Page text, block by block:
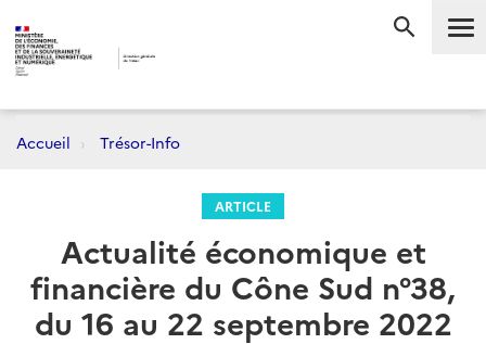
Accueil Trésor-Info
ARTICLE
Actualité économique et
financière du Cône Sud n°38,
du 16 au 22 septembre 2022